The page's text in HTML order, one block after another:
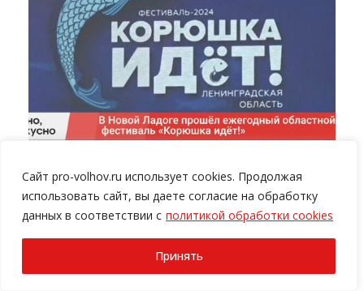
Сайт pro-volhov.ru использует cookies. Продолжая
использовать сайт, вы даете согласие на обработку
данных в соответствии с политикой обработки cookies
Принять
Солнечно, весело, вкусно: в Новой Ладоге
прошёл ежегодный областной фестиваль
20.05.2024